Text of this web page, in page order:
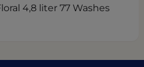
4,8 liter 77 Washes